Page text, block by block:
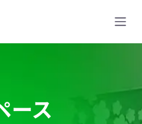
ース